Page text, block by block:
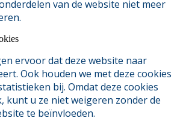
van de website niet meer
ervoor dat deze website naar
Ook houden we met deze cookies
bij. Omdat deze cookies
kunt u ze niet weigeren zonder de
te beïnvloeden.